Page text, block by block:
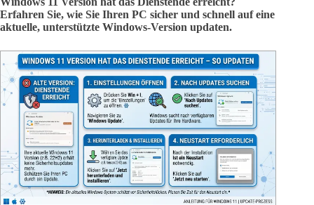
Erfahren Sie, wie Sie Ihren PC sicher und schnell auf eine
aktuelle, unterstützte Windows-Version updaten.